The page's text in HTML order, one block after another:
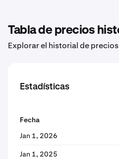
Tabla de precios
Explorar el historial de precios
Estadísticas
Fecha
Jan 1, 2026
Jan 1, 2025